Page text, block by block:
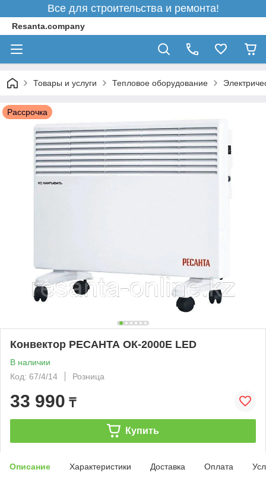
Все для строительства и ремонта!
Resanta.company
Товары и услуги Тепловое оборудование
Рассрочка
Конвектор РЕСАНТА ОК-2000Е LED
В наличии
Код: 67/4/14
Розница
33 990 ₸
Купить
Описание Характеристики Доставка Оплата